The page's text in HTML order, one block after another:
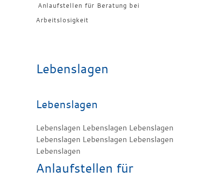
Anlaufstellen für Beratung bei
Arbeitslosigkeit
Lebenslagen
Lebenslagen
Lebenslagen Lebenslagen Lebenslagen
Lebenslagen Lebenslagen Lebenslagen
Lebenslagen
Anlaufstellen für